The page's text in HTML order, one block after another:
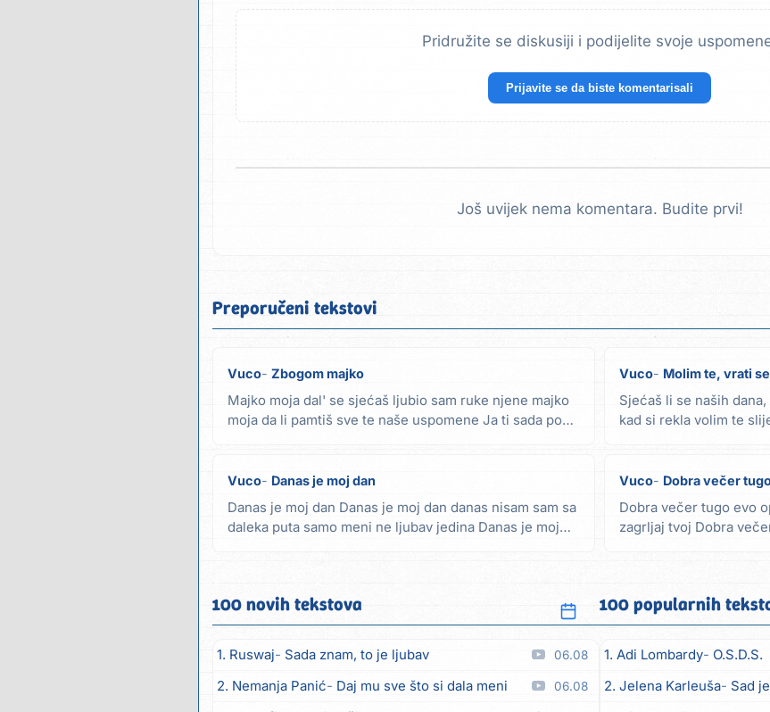
Pridružite se diskusiji i podijelite svoje
Prijavite se da biste komentarisali
Još uvijek nema komentara. Budite prvi!
Preporučeni tekstovi
Vuco Zbogom majko
Majko moja dal' se sjećaš ljubio sam ruke njene majko
moja da li pamtiš sve te naše uspomene Ja ti sada poći
Vuco Molim te, vrati se
Sjećaš li se naših
kad si rekla volim te
Vuco Danas je moj dan
Danas je moj dan Danas je moj dan danas nisam sam sa
daleka puta samo meni ne ljubav jedina Danas je moj
Vuco Dobra večer
Dobra večer tugo evo
zagrljaj tvoj Dobra
100 novih tekstova
1. Ruswaj Sada znam, to je ljubav 06.08
2. Nemanja Panić Daj mu sve što si dala meni 06.08
100 popularnih
1. Adi Lombardy O.S.D.S.
2. Jelena Karleuša Sad